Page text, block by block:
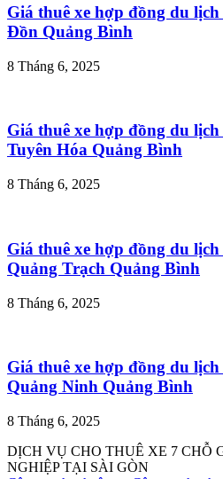
Giá thuê xe hợp đồng du
Đồn Quảng Bình
8 Tháng 6, 2025
Giá thuê xe hợp đồng du
Tuyên Hóa Quảng Bình
8 Tháng 6, 2025
Giá thuê xe hợp đồng du
Quảng Trạch Quảng Bình
8 Tháng 6, 2025
Giá thuê xe hợp đồng du
Quảng Ninh Quảng Bình
8 Tháng 6, 2025
DỊCH VỤ CHO THUÊ XE 7 CHỖ
NGHIỆP TẠI SÀI GÒN